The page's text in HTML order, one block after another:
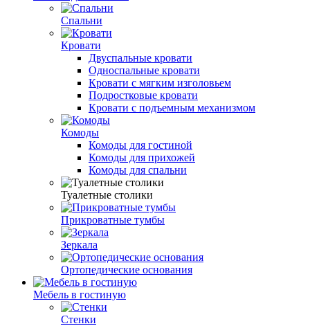
Спальни
Кровати
Двуспальные кровати
Односпальные кровати
Кровати с мягким изголовьем
Подростковые кровати
Кровати с подъемным механизмом
Комоды
Комоды для гостиной
Комоды для прихожей
Комоды для спальни
Туалетные столики
Прикроватные тумбы
Зеркала
Ортопедические основания
Мебель в гостиную
Стенки